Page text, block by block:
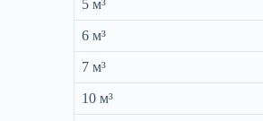
5 м³
6 м³
7 м³
10 м³